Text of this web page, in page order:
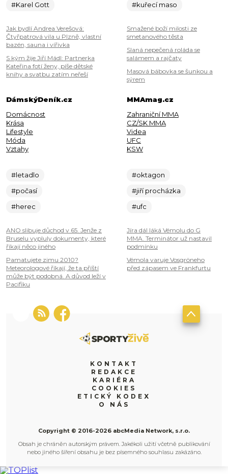
#Karel Gott
Jak bydlí Andrea Verešová:
Čtyřpatrová vila u Plzně, vlastní
bazén, sauna i vířivka
S kým žije Jiří Mádl: Partnerka
Kateřina fotí ženy, píše dětské
knihy a svatbu zatím neřeší
#kuřecí maso
Smažené boží milosti ze
smetanového těsta
Slaná nepečená roláda se
salámem a rajčaty
Masová bábovka se šunkou a
sýrem
DámskýDeník.cz
Domácnost
Krása
Lifestyle
Móda
Vztahy
#letadlo
#počasí
#herec
ANO slibuje důchod v 65. Jenže z
Bruselu vypluly dokumenty, které
říkají něco jiného
Pamatujete zimu 2010?
Meteorologové říkají, že ta příští
může být podobná. A důvod leží v
Pacifiku
MMAmag.cz
Zahraniční MMA
CZ/SK MMA
Videa
UFC
KSW
#oktagon
#jiří procházka
#ufc
Jíra dál láká Vémolu do G
MMA. Terminátor už nastavil
podmínku
Vémola varuje Vosgröneho
před zápasem ve Frankfurtu
KONTAKT
REDAKCE
KARIÉRA
COOKIES
ETICKÝ KODEX
O NÁS
Copyright © 2016-2026 abcMedia Network, s.r.o.
Obsah je chráněn autorským právem. Jakékoli užití včetně publikování
nebo jiného šíření obsahu je bez písemného souhlasu zakázáno.